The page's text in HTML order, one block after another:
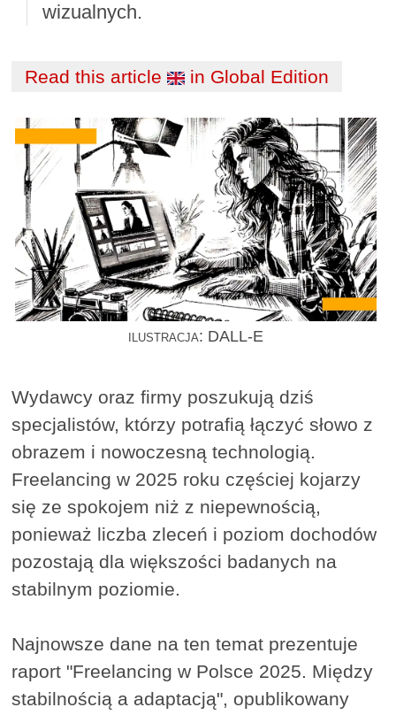
wizualnych.
Read this article in Global Edition
ilustracja: DALL-E
Wydawcy oraz firmy poszukują dziś
specjalistów, którzy potrafią łączyć słowo z
obrazem i nowoczesną technologią.
Freelancing w 2025 roku częściej kojarzy
się ze spokojem niż z niepewnością,
ponieważ liczba zleceń i poziom dochodów
pozostają dla większości badanych na
stabilnym poziomie.
Najnowsze dane na ten temat prezentuje
raport "Freelancing w Polsce 2025. Między
stabilnością a adaptacją", opublikowany